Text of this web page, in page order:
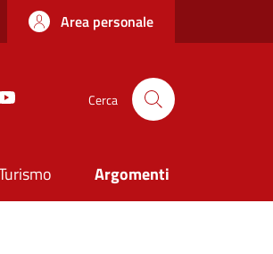
Area personale
Cerca
Argomenti